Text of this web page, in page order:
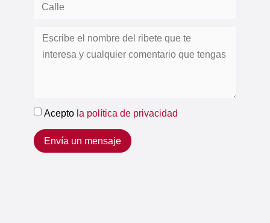
Acepto la política de privacidad
Envía un mensaje